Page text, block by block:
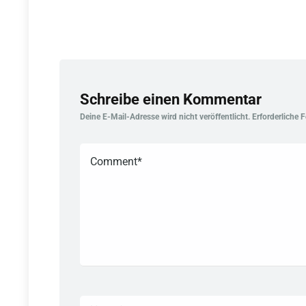
Schreibe einen Kommentar
Deine E-Mail-Adresse wird nicht veröffentlicht. Erforderliche